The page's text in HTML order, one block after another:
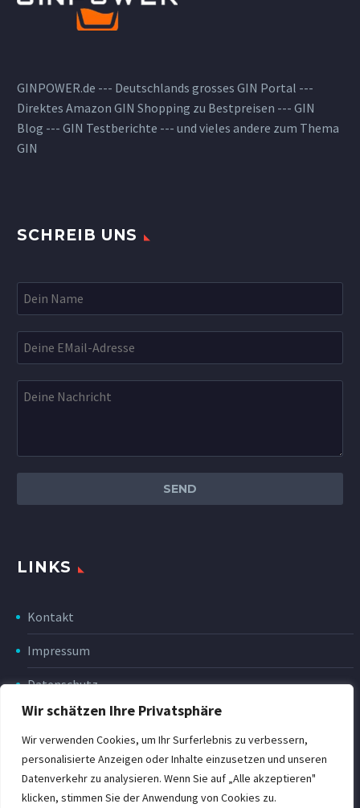
Wir schätzen Ihre Privatsphäre
Wir verwenden Cookies, um Ihr Surferlebnis zu verbessern,
personalisierte Anzeigen oder Inhalte einzusetzen und unseren
Datenverkehr zu analysieren. Wenn Sie auf „Alle akzeptieren"
klicken, stimmen Sie der Anwendung von Cookies zu.
GINPOWER.de --- Deutschlands grosses GIN Portal ---
Direktes Amazon GIN Shopping zu Bestpreisen --- GIN
Blog --- GIN Testberichte --- und vieles andere zum Thema
GIN
SCHREIB UNS
LINKS
Kontakt
Impressum
Datenschutz
Disclaimer
Rückgabe & Erstattung
POWER Shop v3